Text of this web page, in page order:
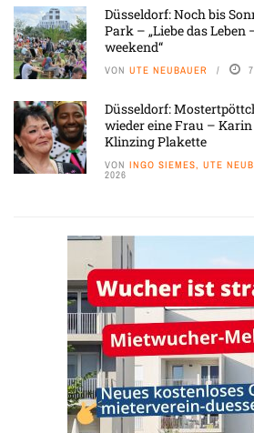
Düsseldorf: Noch bis
Park – „Liebe das
weekend“
VON UTE NEUBAUER
Düsseldorf:
wieder eine Frau –
Klinzing Plakette
VON INGO SIEMES, UTE
2026